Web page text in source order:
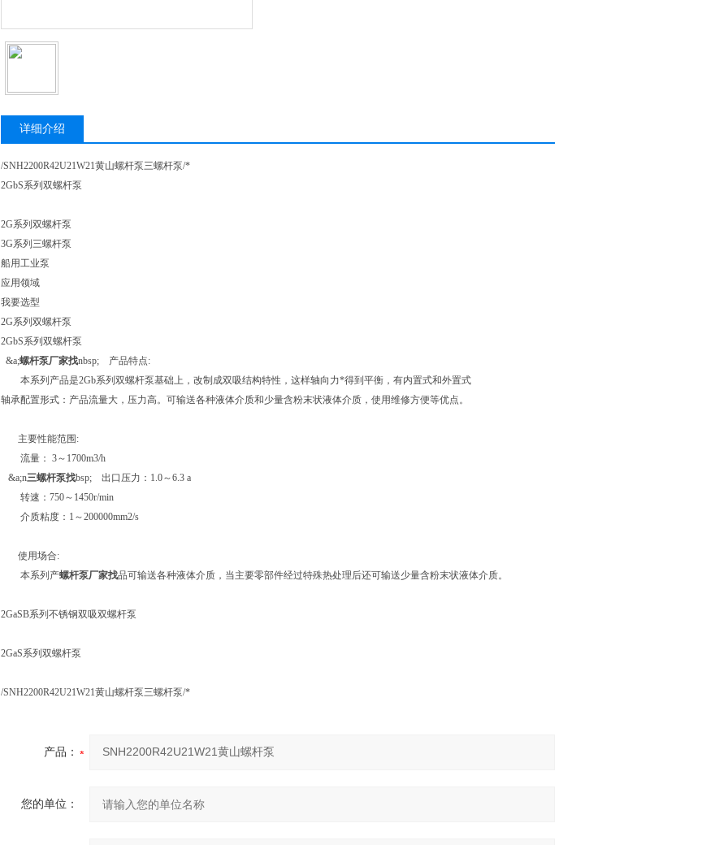
详细介绍
/SNH2200R42U21W21黄山螺杆泵三螺杆泵/*
2GbS系列双螺杆泵
2G系列双螺杆泵
3G系列三螺杆泵
船用工业泵
应用领域
我要选型
2G系列双螺杆泵
2GbS系列双螺杆泵
&a;螺杆泵厂家找nbsp; 产品特点:
本系列产品是2Gb系列双螺杆泵基础上，改制成双吸结构特性，这样轴向力*得到平衡，有内置式和外置式
轴承配置形式：产品流量大，压力高。可输送各种液体介质和少量含粉末状液体介质，使用维修方便等优点。
主要性能范围:
流量： 3～1700m3/h
&a;n三螺杆泵找bsp; 出口压力：1.0～6.3 a
转速：750～1450r/min
介质粘度：1～200000mm2/s
使用场合:
本系列产螺杆泵厂家找品可输送各种液体介质，当主要零部件经过特殊热处理后还可输送少量含粉末状液体介质。
2GaSB系列不锈钢双吸双螺杆泵
2GaS系列双螺杆泵
/SNH2200R42U21W21黄山螺杆泵三螺杆泵/*
产品：
您的单位：